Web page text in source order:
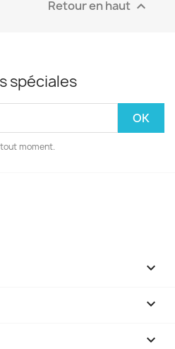
Retour en haut 
spéciales
moment.


